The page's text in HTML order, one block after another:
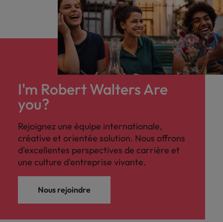
I'm Robert Walters Are
you?
Rejoignez une équipe internationale,
créative et orientée solution. Nous offrons
d'excellentes perspectives de carrière et
une culture d'entreprise vivante.
Nous rejoindre